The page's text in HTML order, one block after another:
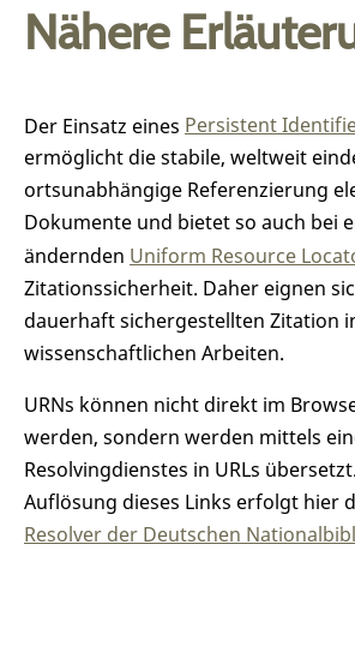
Nähere
Der Einsatz eines Persistent
ermöglicht die stabile, weltweit
ortsunabhängige Referenzierung
Dokumente und bietet so auch bei
ändernden Uniform Resource
Zitationssicherheit. Daher eignen
dauerhaft sichergestellten Zitation
wissenschaftlichen Arbeiten.
URNs können nicht direkt im
werden, sondern werden mittels
Resolvingdienstes in URLs
Auflösung dieses Links erfolgt hier
Resolver der Deutschen